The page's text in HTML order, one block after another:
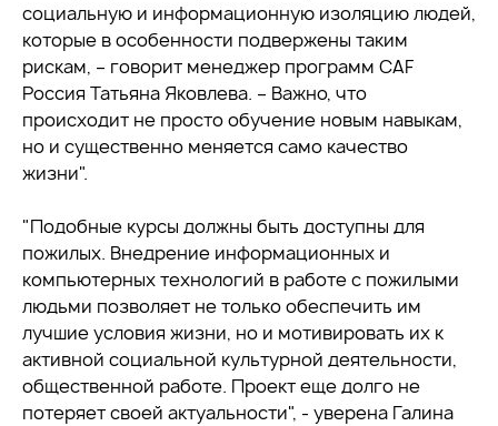
социальную и информационную изоляцию людей,
которые в особенности подвержены таким
рискам, – говорит менеджер программ CAF
Россия Татьяна Яковлева. – Важно, что
происходит не просто обучение новым навыкам,
но и существенно меняется само качество
жизни".
"Подобные курсы должны быть доступны для
пожилых. Внедрение информационных и
компьютерных технологий в работе с пожилыми
людьми позволяет не только обеспечить им
лучшие условия жизни, но и мотивировать их к
активной социальной культурной деятельности,
общественной работе. Проект еще долго не
потеряет своей актуальности", - уверена Галина